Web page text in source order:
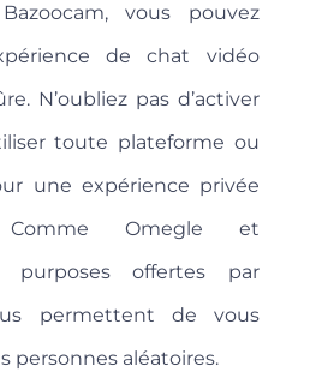
vous pouvez
de chat vidéo
N’oubliez pas d’activer
toute plateforme ou
une expérience privée
Omegle et
purposes offertes par
permettent de vous
personnes aléatoires.